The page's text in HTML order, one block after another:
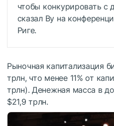
чтобы конкурировать
сказал Ву на
Риге.
Рыночная капитализация
трлн, что менее 11% от
трлн). Денежная масса в
$21,9 трлн.